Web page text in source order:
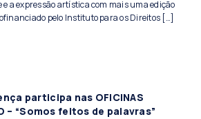
a expressão artística com mais uma edição
pelo Instituto para os Direitos […]
participa nas OFICINAS
– “Somos feitos de palavras”